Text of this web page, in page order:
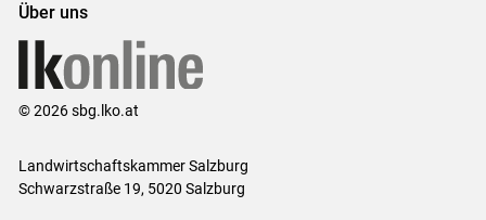
Über uns
© 2026 sbg.lko.at
Landwirtschaftskammer Salzburg
Schwarzstraße 19, 5020 Salzburg